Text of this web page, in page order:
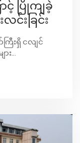
င့် ပြိုကျခဲ့
င်းခြင်း
ြီးရှိ ငလျင်
း...